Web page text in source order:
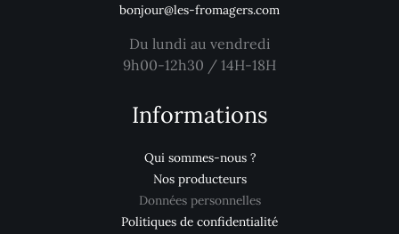
bonjour@les-fromagers.com
Du lundi au vendredi
9h00-12h30 / 14H-18H
Informations
Qui sommes-nous ?
Nos producteurs
Données personnelles
Politiques de confidentialité